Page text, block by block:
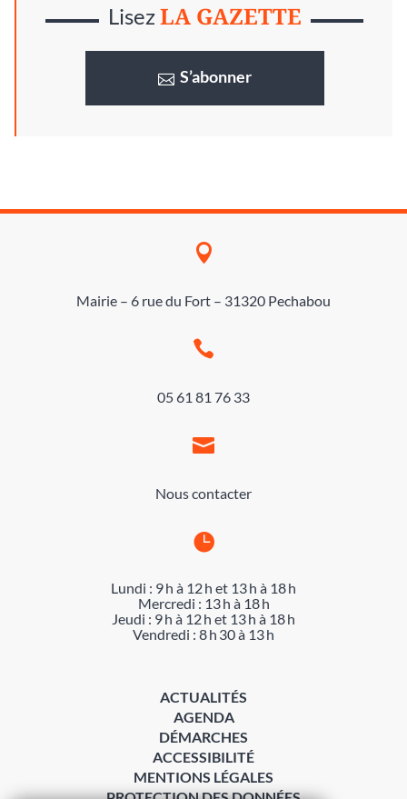
LisezLA GAZETTE
S’abonner

Mairie – 6 rue du Fort – 31320 Pechabou

05 61 81 76 33

Nous contacter

Lundi : 9 h à 12 h et 13 h à 18 h
Mercredi : 13 h à 18 h
Jeudi : 9 h à 12 h et 13 h à 18 h
Vendredi : 8 h 30 à 13 h
ACTUALITÉS
AGENDA
DÉMARCHES
ACCESSIBILITÉ
MENTIONS LÉGALES